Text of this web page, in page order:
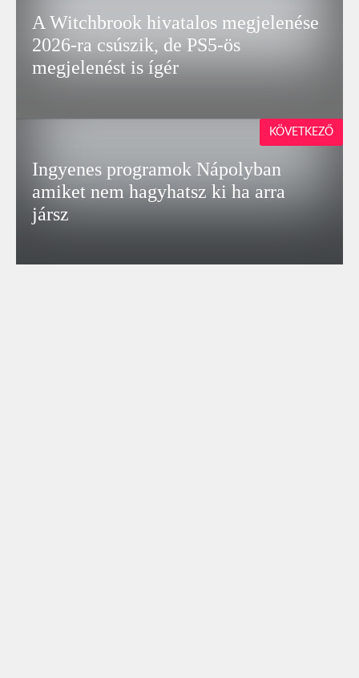
A Witchbrook hivatalos megjelenése
2026-ra csúszik, de PS5-ös
megjelenést is ígér
Ingyenes programok Nápolyban
amiket nem hagyhatsz ki ha arra
jársz
KÖVETKEZŐ